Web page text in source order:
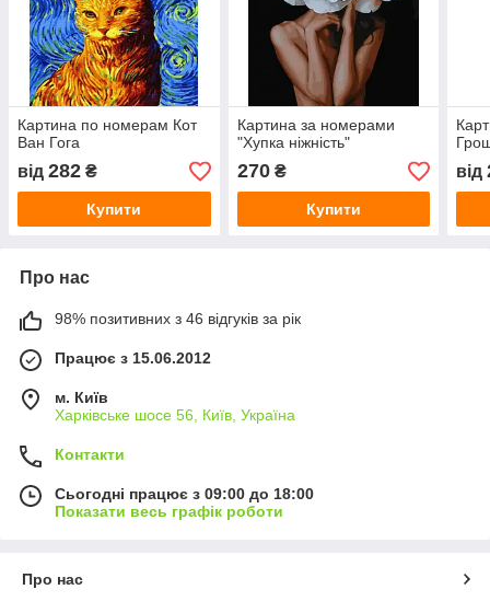
Картина по номерам Кот
Ван Гога
від 282 ₴
Купити
Картина за номерами
"Хупка ніжність"
270₴
Купити
від
Про нас
98% позитивних з 46 відгуків за рік
Працює з 15.06.2012
м. Київ
Харківське шосе 56, Київ, Україна
Контакти
Сьогодні працює з 09:00 до 18:00
Показати весь графік роботи
Про нас